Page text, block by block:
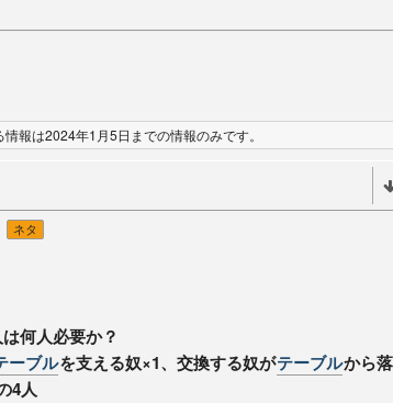
報は2024年1月5日までの情報のみです。
ネタ
は何人必要か？
ーブルを支える奴×1、交換する奴がテーブルから
4人